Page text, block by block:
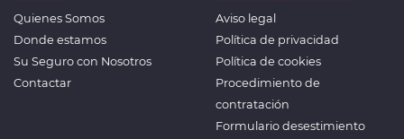
Quienes Somos
Donde estamos
Su Seguro con Nosotros
Contactar
Aviso legal
Política de privacidad
Política de cookies
Procedimiento de
contratación
Formulario desestimiento